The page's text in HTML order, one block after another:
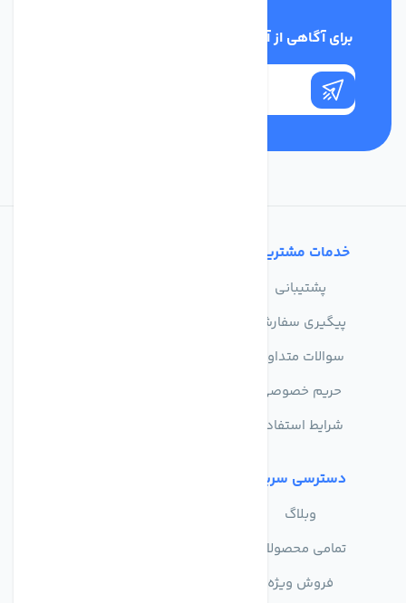
برای آگاهی از آخرین اخبار در خبرنامه ما عضو شوید
خدمات مشتریان
پشتیبانی
پیگیری سفارش
سوالات متداول
حریم خصوصی
شرایط استفاده
دسترسی سریع
وبلاگ
تمامی محصولات
فروش ویژه